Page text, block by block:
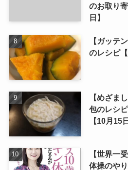
のお取り
日】
【ガッテ
のレシピ【
【めざま
包のレシ
【10月15
【世界一
体操のや